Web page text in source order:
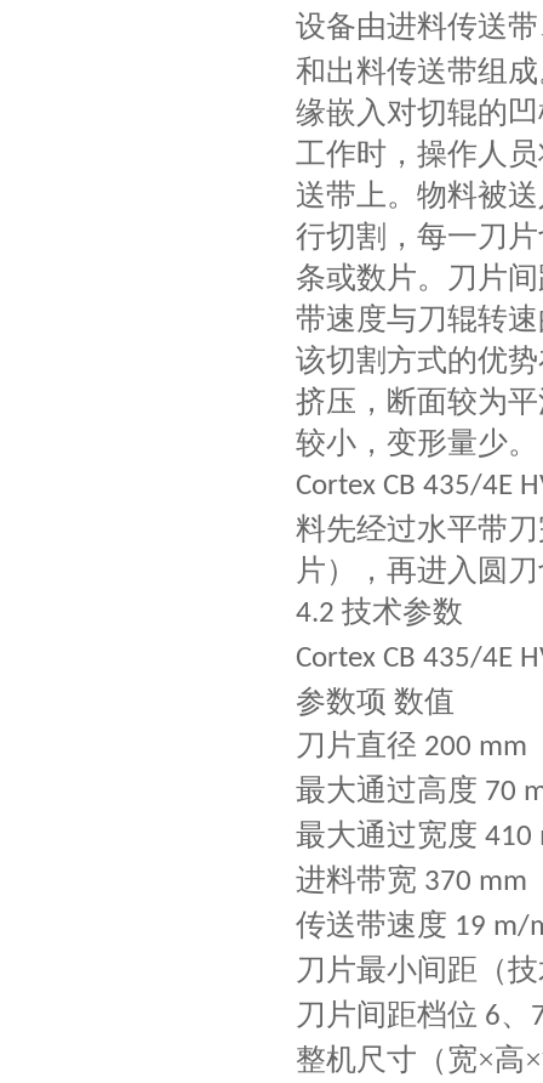
设备由进料传送
和出料传送带组
缘嵌入对切辊的
工作时，操作人
送带上。物料被
行切割，每一刀
条或数片。刀片
带速度与刀辊转
该切割方式的优
挤压，断面较为
较小，变形量少。
Cortex CB 435/4E
料先经过水平带
片），再进入圆
4.2 技术参数
Cortex CB 435/4E
参数项 数值
刀片直径 200 mm
最大通过高度 70
最大通过宽度 410
进料带宽 370 mm
传送带速度 19 m/
刀片最小间距（
刀片间距档位 6、
整机尺寸（宽×高